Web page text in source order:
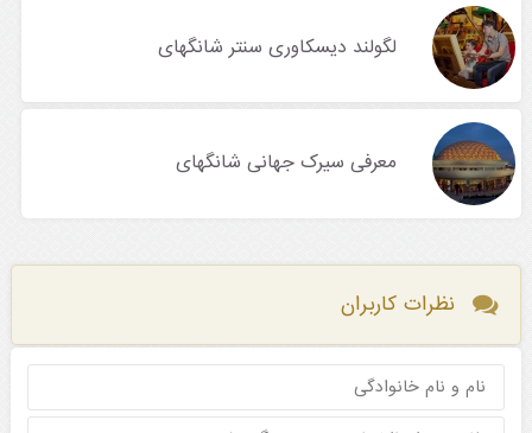
لگولند دیسکاوری سنتر شانگهای
معرفی سیرک جهانی شانگهای
نظرات کاربران